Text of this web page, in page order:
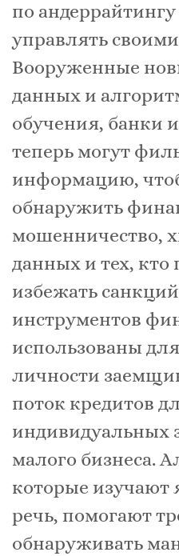
по
управлять
Вооруженные
данных и
обучения, банки
теперь могут
информацию,
обнаружить
мошенничество,
данных и тех, кто
избежать
инструментов
использованы
личности
поток кредитов
индивидуальных
малого бизнеса.
которые
речь, помогают
обнаруживать